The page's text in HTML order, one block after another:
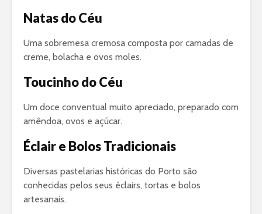
Natas do Céu
Uma sobremesa cremosa composta por camadas de
creme, bolacha e ovos moles.
Toucinho do Céu
Um doce conventual muito apreciado, preparado com
amêndoa, ovos e açúcar.
Éclair e Bolos Tradicionais
Diversas pastelarias históricas do Porto são
conhecidas pelos seus éclairs, tortas e bolos
artesanais.